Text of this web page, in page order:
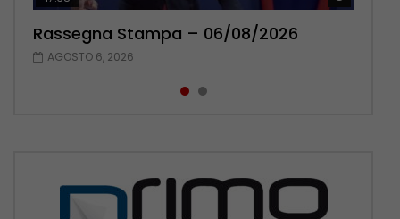
Rassegna Stampa – 06/08/2026
AGOSTO 6, 2026
Rassegna Stampa – 05/08/2026
AGOSTO 5, 2026